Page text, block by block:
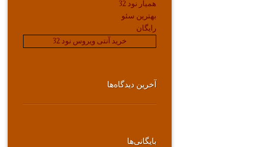
همیار نود 32
بهترین سئو
رایگان
خرید آنتی ویروس نود 32
آخرین دیدگاه‌ها
بایگانی‌ها